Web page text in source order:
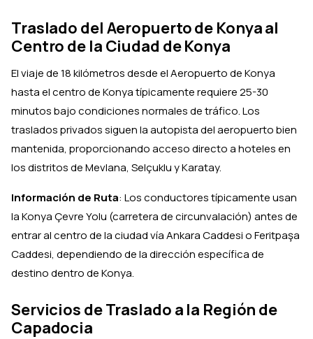
Traslado del Aeropuerto de Konya al
Centro de la Ciudad de Konya
El viaje de 18 kilómetros desde el Aeropuerto de Konya
hasta el centro de Konya típicamente requiere 25-30
minutos bajo condiciones normales de tráfico. Los
traslados privados siguen la autopista del aeropuerto bien
mantenida, proporcionando acceso directo a hoteles en
los distritos de Mevlana, Selçuklu y Karatay.
Información de Ruta: Los conductores típicamente usan
la Konya Çevre Yolu (carretera de circunvalación) antes de
entrar al centro de la ciudad vía Ankara Caddesi o Feritpaşa
Caddesi, dependiendo de la dirección específica de
destino dentro de Konya.
Servicios de Traslado a la Región de
Capadocia